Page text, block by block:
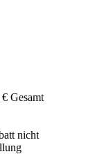
Gesamt
nicht